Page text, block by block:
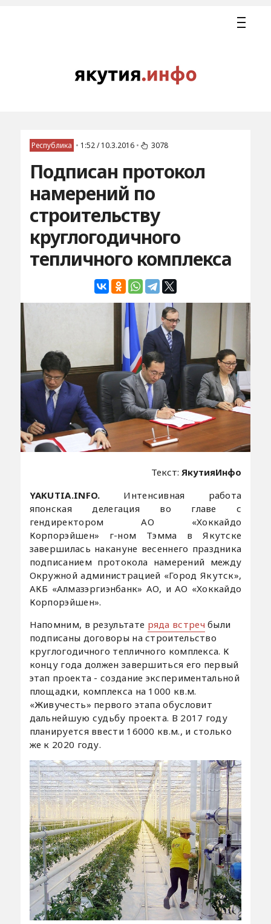
Республика • 1:52 / 10.3.2016 • 3078
Подписан протокол
намерений по
строительству
круглогодичного
тепличного комплекса
Текст:ЯкутияИнфо
YAKUTIA.INFO. Интенсивная работа
японская делегация во главе с
гендиректором АО «Хоккайдо
Корпорэйшен» г-ном Тэмма в Якутске
завершилась накануне весеннего праздника
подписанием протокола намерений между
Окружной администрацией «Город Якутск»,
АКБ «Алмазэргиэнбанк» АО, и АО «Хоккайдо
Корпорэйшен».
Напомним, в результате ряда встреч были
подписаны договоры на строительство
круглогодичного тепличного комплекса. К
концу года должен завершиться его первый
этап проекта - создание экспериментальной
площадки, комплекса на 1000 кв.м.
«Живучесть» первого этапа обусловит
дальнейшую судьбу проекта. В 2017 году
планируется ввести 16000 кв.м., и столько
же к 2020 году.